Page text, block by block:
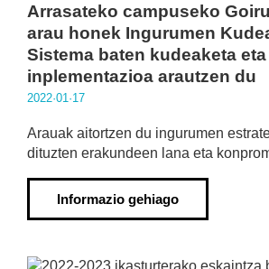
Arrasateko campuseko
arau honek Ingurumen
Sistema baten kudeaketa eta
inplementazioa arautzen du
2022·01·17
Arauak aitortzen du ingurumen
dituzten erakundeen lana eta
Informazio gehiago